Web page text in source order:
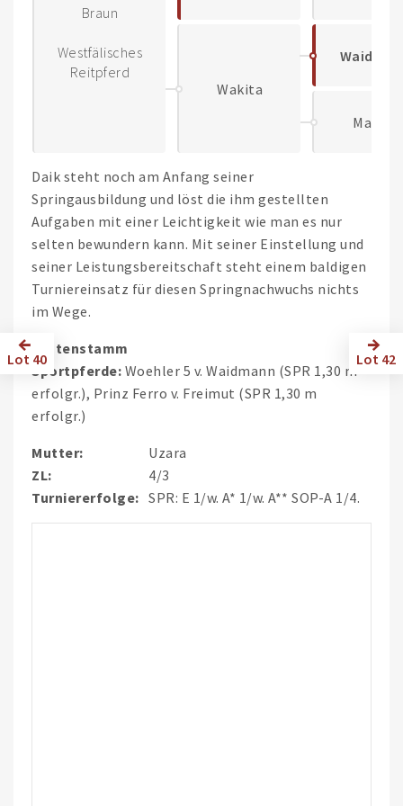
Lot 40 Lot 42
Braun
Westfälisches
Reitpferd
Wakita
Maifee
Daik steht noch am Anfang seiner
Springausbildung und löst die ihm gestellten
Aufgaben mit einer Leichtigkeit wie man es nur
selten bewundern kann. Mit seiner Einstellung und
seiner Leistungsbereitschaft steht einem baldigen
Turniereinsatz für diesen Springnachwuchs nichts
im Wege.
Stutenstamm
Sportpferde: Woehler 5 v. Waidmann (SPR 1,30 m
erfolgr.), Prinz Ferro v. Freimut (SPR 1,30 m
erfolgr.)
Mutter:
Uzara
ZL:
4/3
Turniererfolge: SPR: E 1/w. A* 1/w. A** SOP-A 1/4.